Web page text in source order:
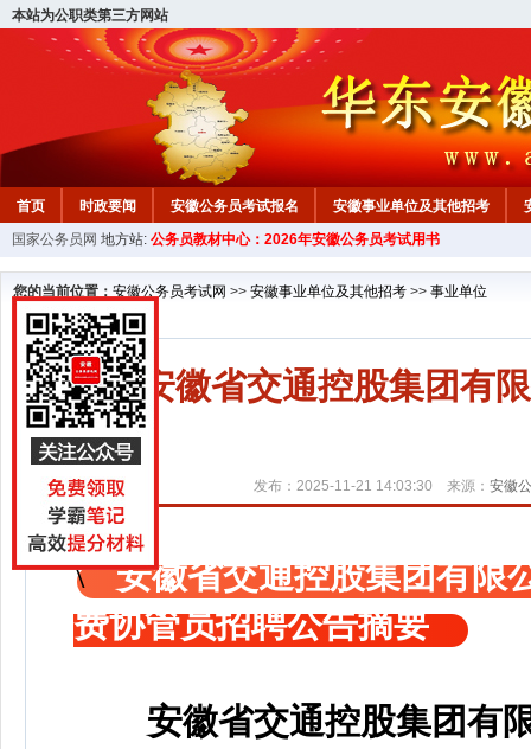
本站为公职类第三方网站
首页 时政要闻 安徽公务员考试报名 安徽事业单位及其他招考
安徽公务员行测试题 在线咨询 教材中心
国家公务员网 地方站: 公务员教材中心：2026年安徽公务员考试用书
您的当前位置： 安徽公务员考试网 >> 安徽事业单位及其他招考 >> 事业单位
2025安徽省交通控股集团有
发布：2025-11-21 14:03:30 来源： 安徽
安徽省交通控股集团有限
费协管员招聘公告摘要
安徽省交通控股集团有